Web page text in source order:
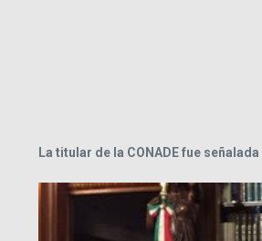
La titular de la CONADE fue